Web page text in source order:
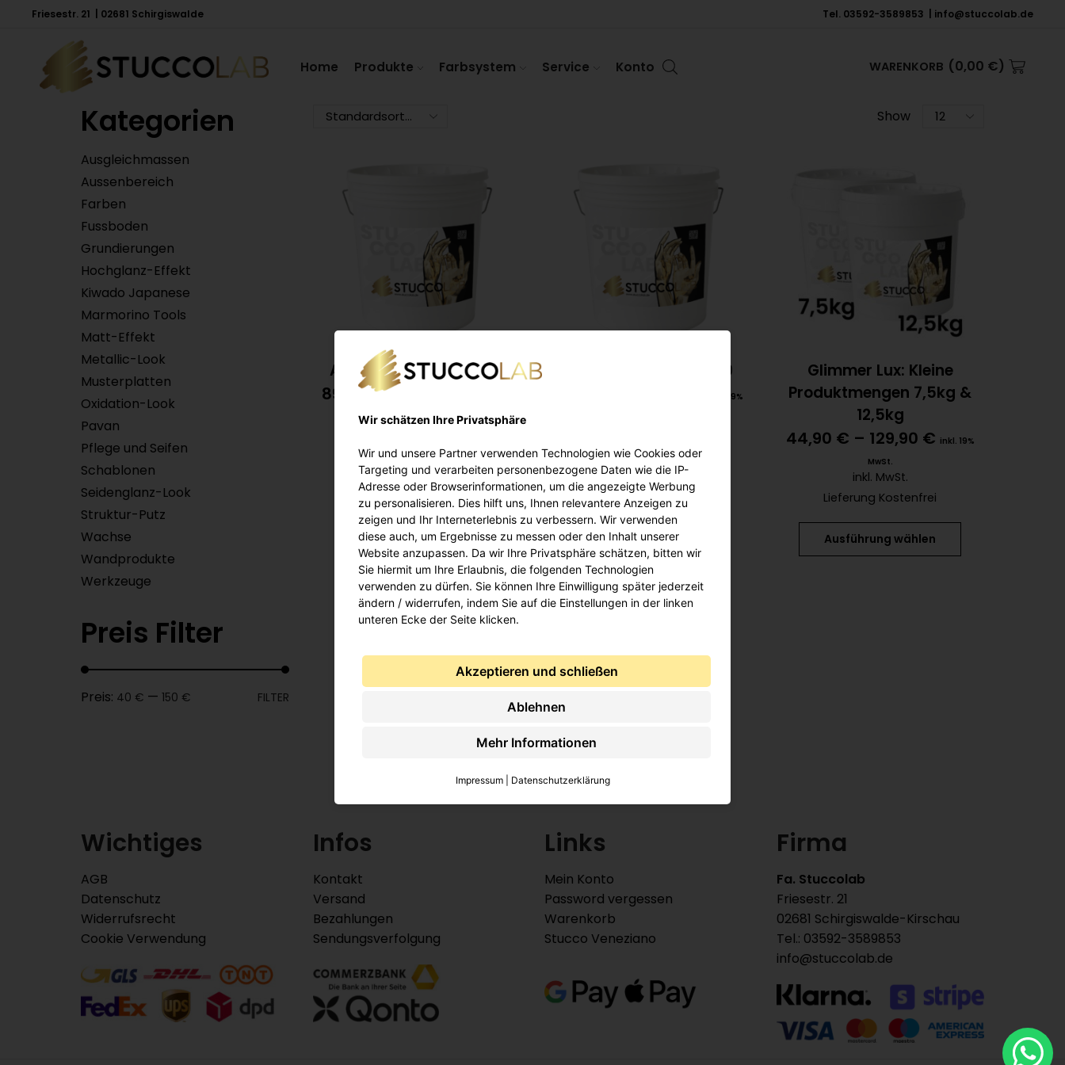
Friesestr. 21 | 02681 Schirgiswalde Tel. 03592-3589853 | info@stuccolab.de
Home Produkte Farbsystem Service Konto WARENKORB (0,00 €)
Show
Ausgleichsmasse 1000
89,00€–
MwSt.
Lieferung Kostenfrei
Ausführung wählen
Ausgleichsmasse 500
inkl. 19%
Lieferung Kostenfrei
Ausführung wählen
Glimmer Lux: Kleine
Produktmengen 7,5kg &
12,5kg
44,90 € – 129,90 € inkl. 19%
MwSt.
inkl. MwSt.
Lieferung Kostenfrei
Ausführung wählen
Kategorien
Ausgleichmassen
Aussenbereich
Farben
Fussboden
Grundierungen
Hochglanz-Effekt
Kiwado Japanese
Marmorino Tools
Matt-Effekt
Metallic-Look
Musterplatten
Oxidation-Look
Pavan
Pflege und Seifen
Schablonen
Seidenglanz-Look
Struktur-Putz
Wachse
Wandprodukte
Werkzeuge
Preis Filter
FILTER
Preis: 40 € — 150 €
Wichtiges
AGB
Datenschutz
Widerrufsrecht
Cookie Verwendung
Infos
Kontakt
Versand
Bezahlungen
Sendungsverfolgung
Links
Mein Konto
Password vergessen
Warenkorb
Stucco Veneziano
Firma
Fa. Stuccolab
Friesestr. 21
02681 Schirgiswalde-Kirschau
Tel.: 03592-3589853
info@stuccolab.de
Wir schätzen Ihre Privatsphäre
Wir und unsere Partner verwenden Technologien wie Cookies oder
Targeting und verarbeiten personenbezogene Daten wie die IP-
Adresse oder Browserinformationen, um die angezeigte Werbung
zu personalisieren. Dies hilft uns, Ihnen relevantere Anzeigen zu
zeigen und Ihr Interneterlebnis zu verbessern. Wir verwenden
diese auch, um Ergebnisse zu messen oder den Inhalt unserer
Website anzupassen. Da wir Ihre Privatsphäre schätzen, bitten wir
Sie hiermit um Ihre Erlaubnis, die folgenden Technologien
verwenden zu dürfen. Sie können Ihre Einwilligung später jederzeit
ändern / widerrufen, indem Sie auf die Einstellungen in der linken
unteren Ecke der Seite klicken.
Akzeptieren und schließen
Ablehnen
Mehr Informationen
Impressum Datenschutzerklärung